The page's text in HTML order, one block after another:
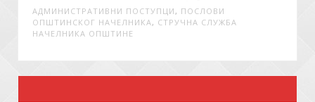
АДМИНИСТРАТИВНИ ПОСТУПЦИ , ПОСЛОВИ
ОПШТИНСКОГ НАЧЕЛНИКА , СТРУЧНА СЛУЖБА
НАЧЕЛНИКА ОПШТИНЕ